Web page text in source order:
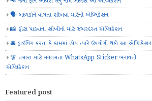
🗣️ બાળકોને વાંચતા શીખવા માટેની એપ્લિકેશન
📸 ફોટા પાડવાના શોખીનો માટે જબરદસ્ત એપ્લિકેશન
🚘 ડ્રાઈવિંગ કરતા કે કામમાં હોય ત્યારે ઉપયોગી થશે આ એપ્લિકેશન
🧚 તમારા માટે મનગમતા WhatsApp Sticker બનાવતી
એપ્લિકેશન
Featured post